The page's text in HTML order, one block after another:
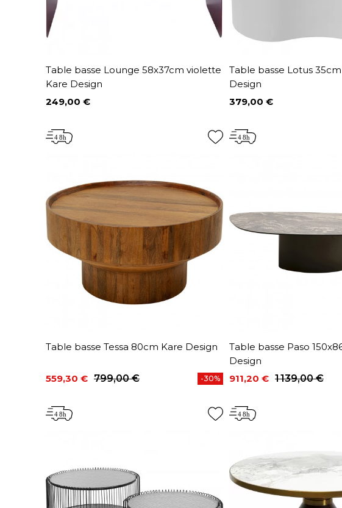
Table basse Lounge 58x37cm violette
Kare Design
Prix
249,00 €
Table basse Lotus
Design
Prix
379,00 €
Table basse Tessa 80cm Kare Design
Prix
559,30 €
Prix de base799,00 € -30%
Table basse Paso
Design
Prix
911,20 €
Prix de base1 139,00 €